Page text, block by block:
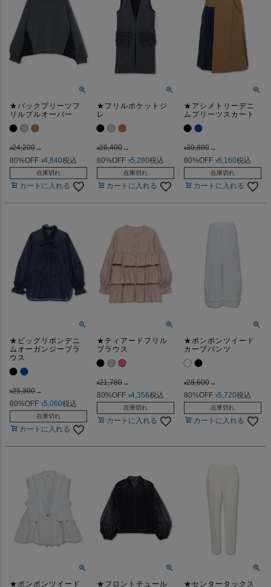
★バックプリーツフ
リルプルオーバー
¥24,200→
80%OFF ¥4,840税込
在庫切れ
カートに入れる
★フリルポケットジ
レ
¥26,400→
80%OFF ¥5,280税込
在庫切れ
カートに入れる
★アシメトリーデニ
ムプリーツスカート
¥30,800→
80%OFF ¥6,160税込
在庫切れ
カートに入れる
★ビッグリボンデニ
ムオーガンジーブラ
ウス
¥25,300→
80%OFF ¥5,060税込
在庫切れ
カートに入れる
★ティアードフリル
ブラウス
¥21,780→
80%OFF ¥4,356税込
在庫切れ
カートに入れる
★ポンポンツイード
カーブパンツ
¥28,600→
80%OFF ¥5,720税込
在庫切れ
カートに入れる
★ポンポンツイード ★フロントチュール ★センタータックス